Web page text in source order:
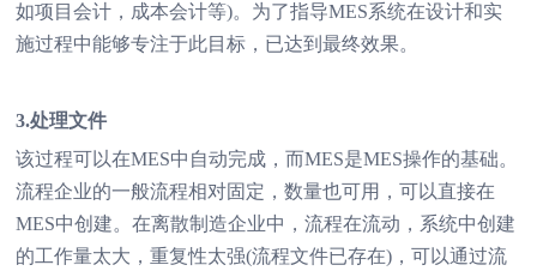
如项目会计，成本会计等)。为了指导MES系统在设计和实
施过程中能够专注于此目标，已达到最终效果。
3.处理文件
该过程可以在MES中自动完成，而MES是MES操作的基础。
流程企业的一般流程相对固定，数量也可用，可以直接在
MES中创建。在离散制造企业中，流程在流动，系统中创建
的工作量太大，重复性太强(流程文件已存在)，可以通过流